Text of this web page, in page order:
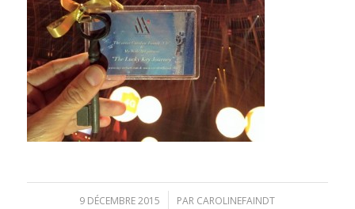
9 DÉCEMBRE 2015
/ PAR CAROLINEFAINDT